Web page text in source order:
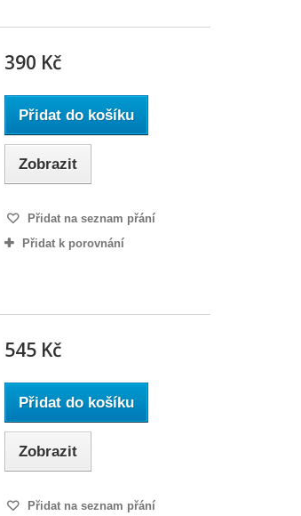
390 Kč
Přidat do košíku
Zobrazit
Přidat na seznam přání
Přidat k porovnání
545 Kč
Přidat do košíku
Zobrazit
Přidat na seznam přání